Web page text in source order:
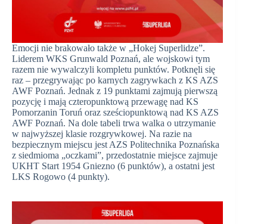
Emocji nie brakowało także w „Hokej Superlidze”.
Liderem WKS Grunwald Poznań, ale wojskowi tym
razem nie wywalczyli kompletu punktów. Potknęli się
raz – przegrywając po karnych zagrywkach z KS AZS
AWF Poznań. Jednak z 19 punktami zajmują pierwszą
pozycję i mają czteropunktową przewagę nad KS
Pomorzanin Toruń oraz sześciopunktową nad KS AZS
AWF Poznań. Na dole tabeli trwa walka o utrzymanie
w najwyższej klasie rozgrywkowej. Na razie na
bezpiecznym miejscu jest AZS Politechnika Poznańska
z siedmioma „oczkami”, przedostatnie miejsce zajmuje
UKHT Start 1954 Gniezno (6 punktów), a ostatni jest
LKS Rogowo (4 punkty).